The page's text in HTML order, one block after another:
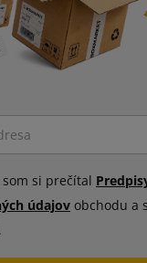
si prečítal
údajov obchodu a